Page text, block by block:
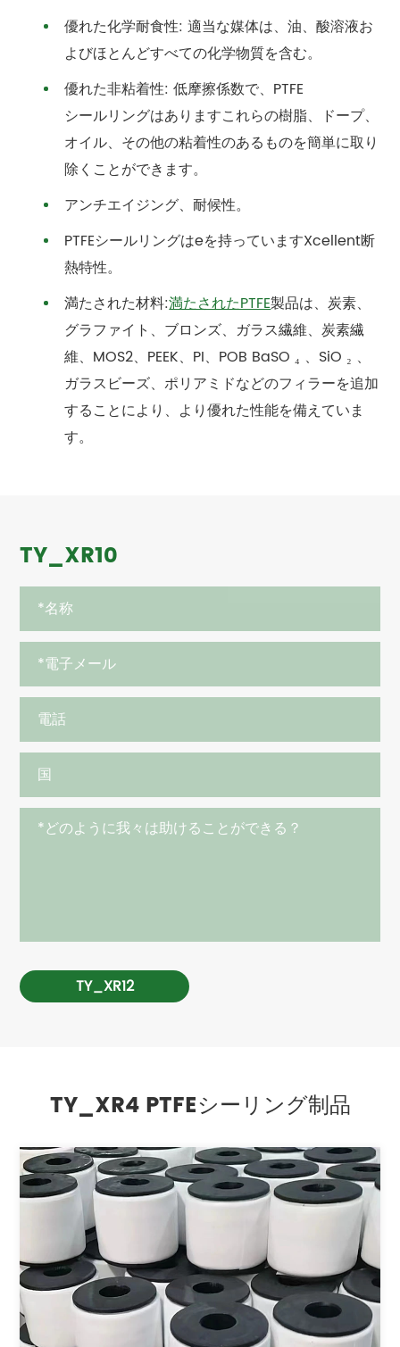
優れた化学耐食性: 適当な媒体は、油、酸溶液お
よびほとんどすべての化学物質を含む。
優れた非粘着性: 低摩擦係数で、 PTFE
シールリングはありますこれらの樹脂、ドープ、
オイル、その他の粘着性のあるものを簡単に取り
除くことができます。
アンチエイジング、耐候性。
PTFEシールリングはeを持っていますXcellent断
熱特性。
満たされた材料:満たされたPTFE製品は、炭素、
グラファイト、ブロンズ、ガラス繊維、炭素繊
維、MOS2、PEEK、PI、POB BaSO ₄ 、SiO ₂ 、
ガラスビーズ、ポリアミドなどのフィラーを追加
することにより、より優れた性能を備えていま
す。
TY_XR10
TY_XR12
TY_XR4 PTFEシーリング制品